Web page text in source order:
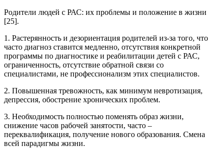
Родители людей с РАС: их проблемы и положение в жизни
[25].
1. Растерянность и дезориентация родителей из-за того, что
часто диагноз ставится медленно, отсутствия конкретной
программы по диагностике и реабилитации детей с РАС,
ограниченность, отсутствие обратной связи со
специалистами, не профессионализм этих специалистов.
2. Повышенная тревожность, как минимум невротизация,
депрессия, обострение хронических проблем.
3. Необходимость полностью поменять образ жизни,
снижение часов рабочей занятости, часто –
переквалификация, получение нового образования. Смена
всей парадигмы жизни.